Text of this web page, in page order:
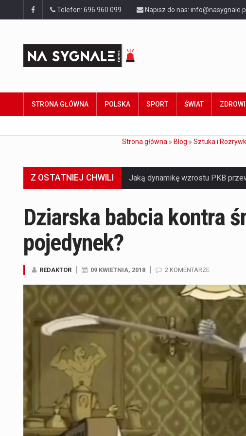
Telefon: 696 960 099 Napisz do nas: info@nasygnale.pl
STRONA GŁÓWNA POLSKA SPORT ŚWIAT
Strona główna » Blog » Sztuka i
Z OSTATNIEJ CHWILI
Dziarska babcia kontra
pojedynek?
REDAKTOR 09 KWIETNIA, 2018 2 KOMENTARZE